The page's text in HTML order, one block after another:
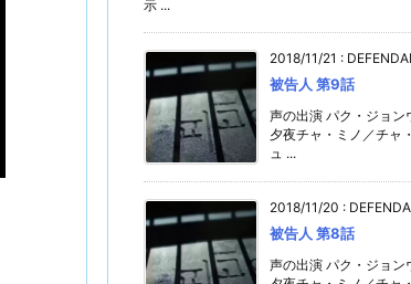
示 ...
2018/11/21 :
被告人 第9話
声の出演 パク・ジョン
夕夜チャ・ミノ／チャ
ュ ...
2018/11/20 :
被告人 第8話
声の出演 パク・ジョン